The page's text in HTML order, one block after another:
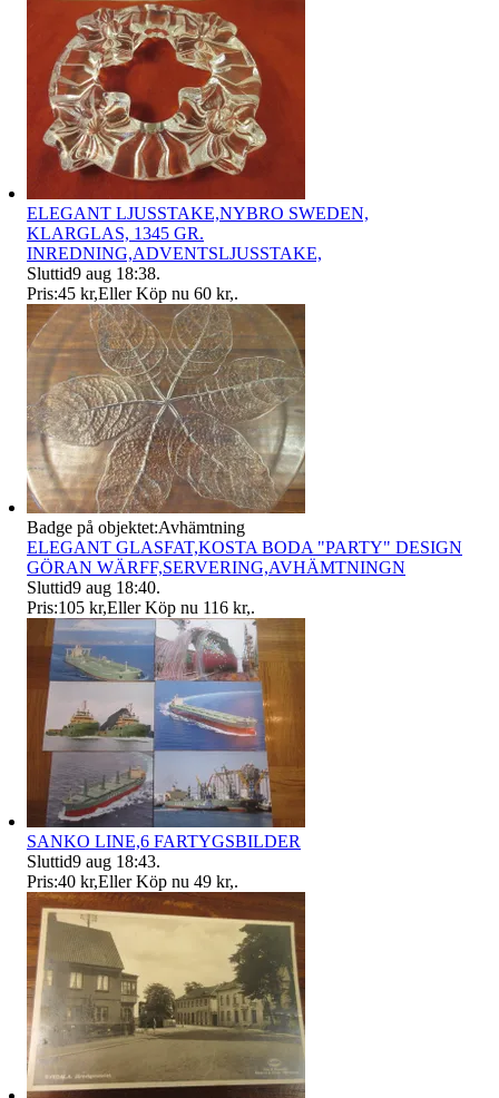
ELEGANT LJUSSTAKE,NYBRO SWEDEN,
KLARGLAS, 1345 GR.
INREDNING,ADVENTSLJUSSTAKE,
Sluttid9 aug 18:38.
Pris:45 kr,Eller Köp nu 60 kr,.
Badge på objektet:Avhämtning
ELEGANT GLASFAT,KOSTA BODA "PARTY" DESIGN
GÖRAN WÄRFF,SERVERING,AVHÄMTNINGN
Sluttid9 aug 18:40.
Pris:105 kr,Eller Köp nu 116 kr,.
SANKO LINE,6 FARTYGSBILDER
Sluttid9 aug 18:43.
Pris:40 kr,Eller Köp nu 49 kr,.